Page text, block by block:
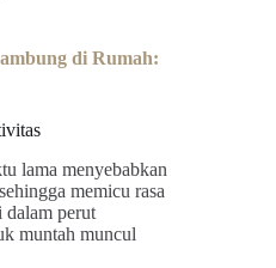
di Rumah:
lama menyebabkan
memicu rasa
dalam perut
muntah muncul